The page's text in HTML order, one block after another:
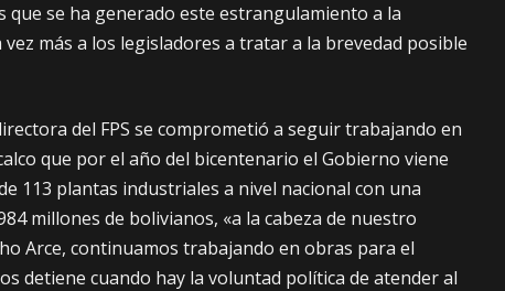
que se ha generado este estrangulamiento a la
más a los legisladores a tratar a la brevedad posible
del FPS se comprometió a seguir trabajando en
que por el año del bicentenario el Gobierno viene
113 plantas industriales a nivel nacional con una
millones de bolivianos, «a la cabeza de nuestro
Arce, continuamos trabajando en obras para el
detiene cuando hay la voluntad política de atender al